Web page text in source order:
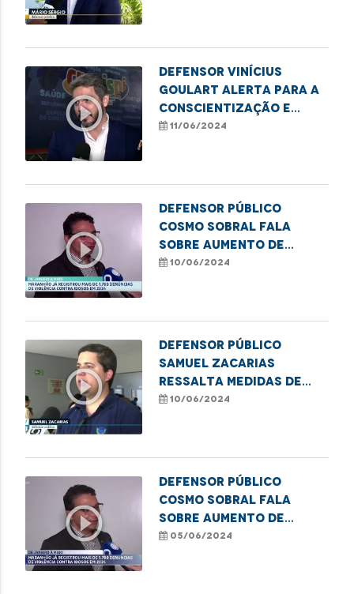
play_circle_outline
Defensor Vinícius
Goulart alerta para a
conscientização e
combate à violência
11/06/2024
play_circle_outline
Defensor público
Cosmo Sobral fala
sobre aumento de
casos de violência
10/06/2024
play_circle_outline
Defensor público
Samuel Zacarias
ressalta medidas de
combate à violência
10/06/2024
play_circle_outline
Defensor público
Cosmo Sobral fala
sobre aumento de
casos de violência
05/06/2024